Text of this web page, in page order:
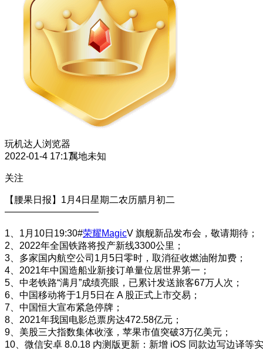
玩机达人 浏览器
2022-01-4 17:17属地未知
关注
【腰果日报】1月4日星期二农历腊月初二
——————————
1、1月10日19:30#荣耀MagicV 旗舰新品发布会，敬请期待；
2、2022年全国铁路将投产新线3300公里；
3、多家国内航空公司1月5日零时，取消征收燃油附加费；
4、​2021年中国造船业新接订单量位居世界第一；
5、中老铁路“满月”成绩亮眼，已累计发送旅客67万人次；
6、中国移动将于1月5日在 A 股正式上市交易；
7、中国恒大宣布紧急停牌；
8、2021年我国电影总票房达472.58亿元；
9、美股三大指数集体收涨，苹果市值突破3万亿美元；
10、微信安卓 8.0.18 内测版更新：新增 iOS 同款边写边译等实